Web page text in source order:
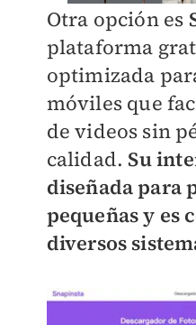
Otra opción es
plataforma
optimizada
móviles que
de videos sin
calidad. Su
diseñada para
pequeñas y es
diversos